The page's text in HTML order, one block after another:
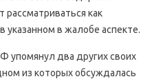
как
указанном в жалобе аспекте.
упомянул два других своих
из которых обсуждалась